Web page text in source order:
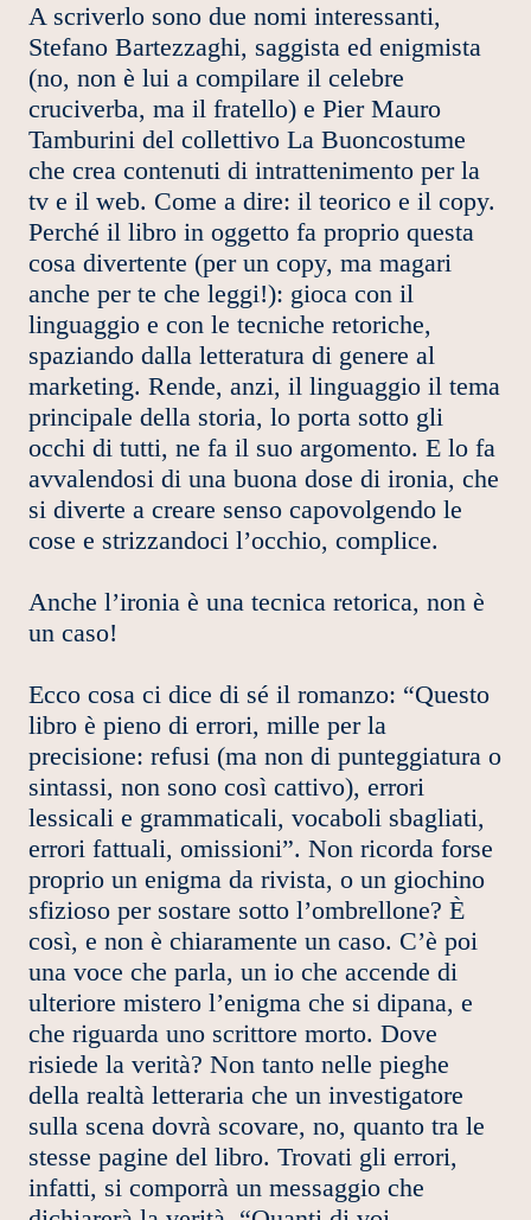
A scriverlo sono due nomi interessanti,
Stefano Bartezzaghi, saggista ed enigmista
(no, non è lui a compilare il celebre
cruciverba, ma il fratello) e Pier Mauro
Tamburini del collettivo La Buoncostume
che crea contenuti di intrattenimento per la
tv e il web. Come a dire: il teorico e il copy.
Perché il libro in oggetto fa proprio questa
cosa divertente (per un copy, ma magari
anche per te che leggi!): gioca con il
linguaggio e con le tecniche retoriche,
spaziando dalla letteratura di genere al
marketing. Rende, anzi, il linguaggio il tema
principale della storia, lo porta sotto gli
occhi di tutti, ne fa il suo argomento. E lo fa
avvalendosi di una buona dose di ironia, che
si diverte a creare senso capovolgendo le
cose e strizzandoci l’occhio, complice.
Anche l’ironia è una tecnica retorica, non è
un caso!
Ecco cosa ci dice di sé il romanzo: “Questo
libro è pieno di errori, mille per la
precisione: refusi (ma non di punteggiatura o
sintassi, non sono così cattivo), errori
lessicali e grammaticali, vocaboli sbagliati,
errori fattuali, omissioni”. Non ricorda forse
proprio un enigma da rivista, o un giochino
sfizioso per sostare sotto l’ombrellone? È
così, e non è chiaramente un caso. C’è poi
una voce che parla, un io che accende di
ulteriore mistero l’enigma che si dipana, e
che riguarda uno scrittore morto. Dove
risiede la verità? Non tanto nelle pieghe
della realtà letteraria che un investigatore
sulla scena dovrà scovare, no, quanto tra le
stesse pagine del libro. Trovati gli errori,
infatti, si comporrà un messaggio che